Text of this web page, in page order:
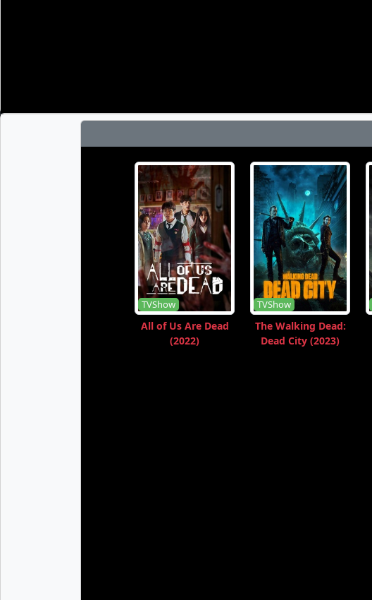
TVShow
All of Us Are Dead
(2022)
TVShow
The Walking Dead:
Dead City (2023)